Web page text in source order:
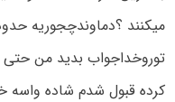
میکنند ؟دماوندچجوریه
توروخداجواب بدید من حتی
کرده قبول شدم شاده